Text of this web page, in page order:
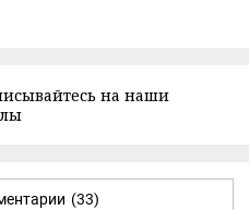
на наши
(33)